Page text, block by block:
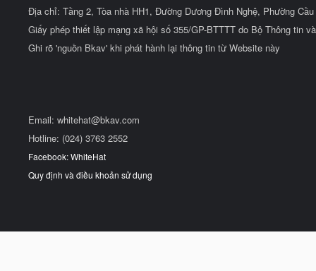
Địa chỉ: Tầng 2, Tòa nhà HH1, Đường Dương Đình Nghệ, Phường
Giấy phép thiết lập mạng xã hội số 355/GP-BTTTT do Bộ Thông tin
Ghi rõ 'nguồn Bkav' khi phát hành lại thông tin từ Website này
Email: whitehat@bkav.com
Hotline: (024) 3763 2552
Facebook: WhiteHat
Quy định và điều khoản sử dụng